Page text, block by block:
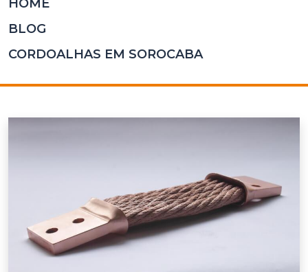
HOME
BLOG
CORDOALHAS EM SOROCABA